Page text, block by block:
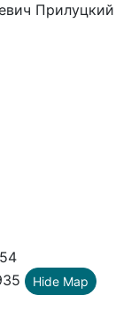
Прилуцкий
Hide Map